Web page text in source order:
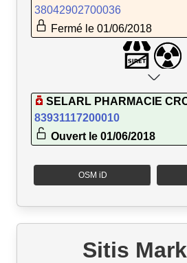
38042902700036
Fermé le 01/06/2018
SELARL PHARMACIE
83931117200010
Ouvert le 01/06/2018
OSM iD
Sitis